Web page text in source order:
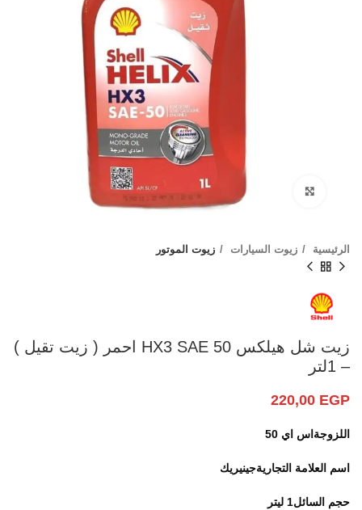
Click to enlarge
الرئيسية زيوت السيارات زيوت الموتور
زيت شل هيلكس HX3 SAE 50 احمر ( زيت تقيل )
– 1لتر
220,00 EGP
اللزوجة اس اي 50
اسم العلامة التجاريةجينيريك
حجم السائل1 ليتر